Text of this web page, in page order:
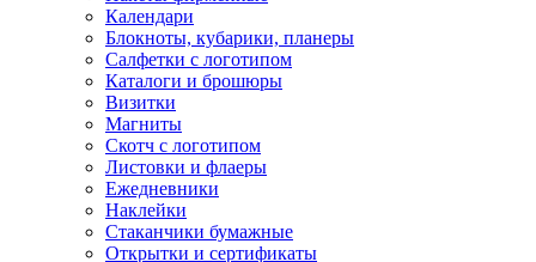
Календари
Блокноты, кубарики, планеры
Салфетки с логотипом
Каталоги и брошюры
Визитки
Магниты
Скотч с логотипом
Листовки и флаеры
Ежедневники
Наклейки
Стаканчики бумажные
Открытки и сертификаты